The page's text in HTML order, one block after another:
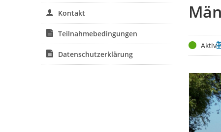
StatusAktiv
Kontakt
Teilnahmebedingungen
Datenschutzerklärung